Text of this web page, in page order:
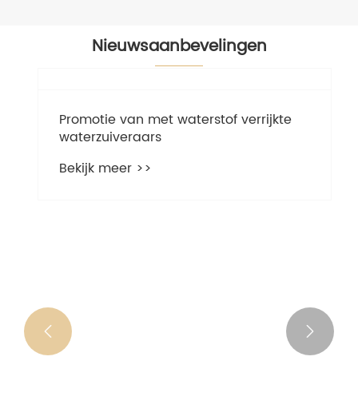
Nieuwsaanbevelingen
Promotie van met waterstof verrijkte
waterzuiveraars
 